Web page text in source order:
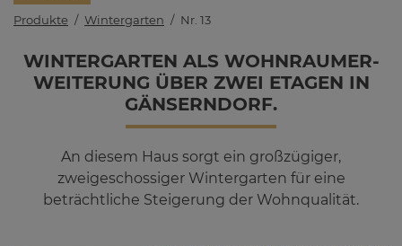
Produkte / Wintergarten / Nr. 13
WIN­TER­GAR­TEN ALS WOHN­RAUM­ER­
WEI­TE­RUNG ÜBER ZWEI ETA­GEN IN
GÄN­SERN­DORF.
An diesem Haus sorgt ein großzügiger,
zweigeschossiger Wintergarten für eine
beträchtliche Steigerung der Wohnqualität.